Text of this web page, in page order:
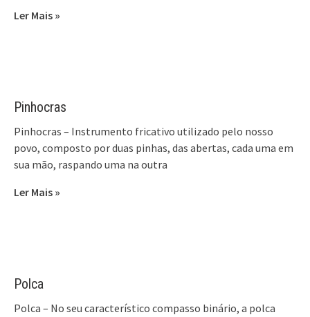
Ler Mais »
Pinhocras
Pinhocras – Instrumento fricativo utilizado pelo nosso
povo, composto por duas pinhas, das abertas, cada uma em
sua mão, raspando uma na outra
Ler Mais »
Polca
Polca – No seu característico compasso binário, a polca